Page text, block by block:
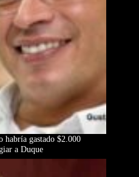
habría gastado $2.000
a Duque